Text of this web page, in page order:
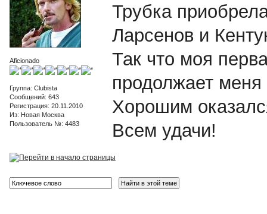
Aficionado
Группа: Clubista
Сообщений: 643
Регистрация: 20.11.2010
Из: Новая Москва
Пользователь №: 4483
Трубка
Ларсенов и
Так что моя
продолжает меня
Хорошим
Всем удачи!